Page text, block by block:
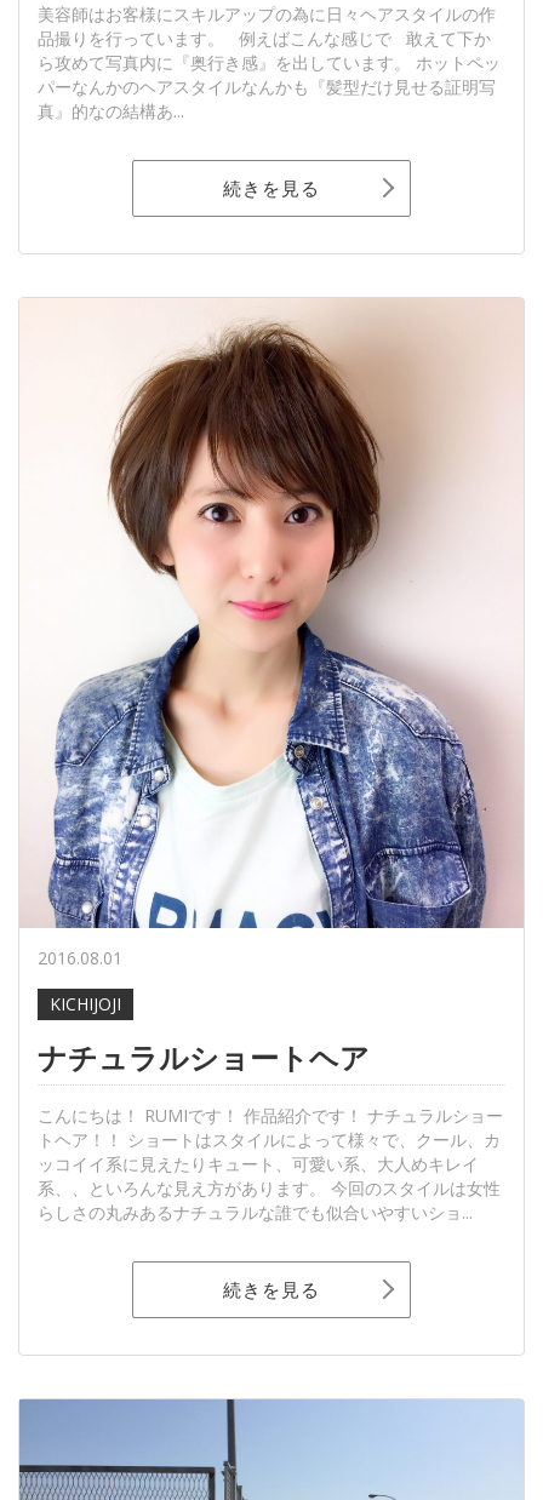
美容師はお客様にスキルアップの為に日々ヘアスタイルの作
品撮りを行っています。 例えばこんな感じで 敢えて下か
ら攻めて写真内に『奥行き感』を出しています。 ホットペッ
パーなんかのヘアスタイルなんかも『髪型だけ見せる証明写
真』的なの結構あ...
続きを見る
2016.08.01
KICHIJOJI
ナチュラルショートヘア
こんにちは！ RUMIです！ 作品紹介です！ ナチュラルショー
トヘア！！ ショートはスタイルによって様々で、クール、カ
ッコイイ系に見えたりキュート、可愛い系、大人めキレイ
系、、といろんな見え方があります。 今回のスタイルは女性
らしさの丸みあるナチュラルな誰でも似合いやすいショ...
続きを見る